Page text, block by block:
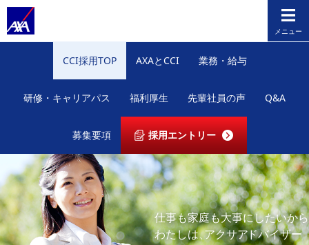
メニュー
CCI採用TOP AXAとCCI 業務・給与
研修・キャリアパス 福利厚生 先輩社員の声 Q&A
募集要項 採用エントリー
仕事も家庭も大事にしたいから
わたしは、アクサアドバイザー